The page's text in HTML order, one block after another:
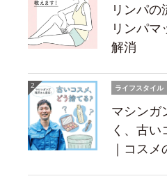
リンパ
リンパマ
解消
ライフスタイル
マシンガ
く、古い
｜コス